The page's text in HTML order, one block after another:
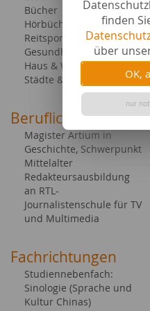
finden
über
OK,
nur
Bücher
Hörbücher & E-Books
Reitsport
Gesundheit & Kosmetik
Haus & Wohnung
Städte & Länder
Berufliche
Magister Artium in
Geschichte, Schwerpunkt
Mittelalter
Redakteursausbildung
an RTL-
Journalistenschule für TV
und Multimedia
Fachrichtungen
Studiennebenfach:
Sinologie (Sprache und
Kultur Chinas)